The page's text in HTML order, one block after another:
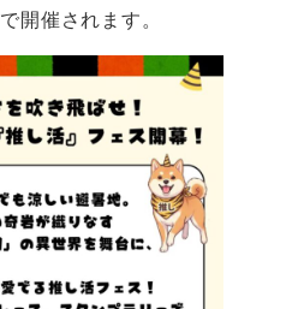
開催されます。